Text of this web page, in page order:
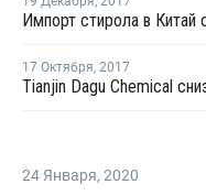
Импорт стирола в Китай
17 Октября, 2017
Tianjin Dagu Chemical
24 Января, 2020